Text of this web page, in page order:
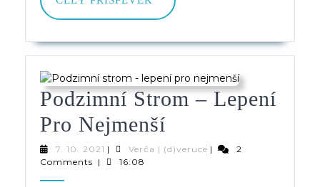
PŘÍSPĚVEK
Podzimní Strom – Lepení
Pro Nejmenší
Strom
7. 10. 2021 7.
10.
| Verča | (d)veruceVerča
|
2
Comments | 16:08